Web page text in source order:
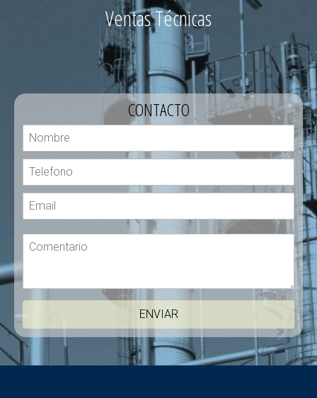
Ventas Técnicas
CONTACTO